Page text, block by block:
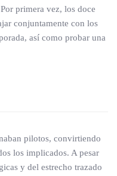
primera vez, los doce
conjuntamente con los
así como probar una
pilotos, convirtiendo
los implicados. A pesar
y del estrecho trazado